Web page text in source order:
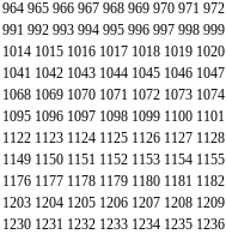
964 965 966 967 968 969 970 971 972
991 992 993 994 995 996 997 998 999
1014 1015 1016 1017 1018 1019 1020
1041 1042 1043 1044 1045 1046 1047
1068 1069 1070 1071 1072 1073 1074
1095 1096 1097 1098 1099 1100 1101
1122 1123 1124 1125 1126 1127 1128
1149 1150 1151 1152 1153 1154 1155
1176 1177 1178 1179 1180 1181 1182
1203 1204 1205 1206 1207 1208 1209
1230 1231 1232 1233 1234 1235 1236